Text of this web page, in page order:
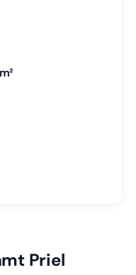
3 wechseln
Priel